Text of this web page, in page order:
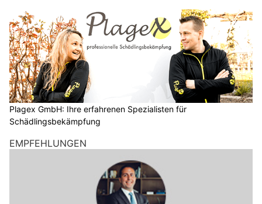
Plagex GmbH: Ihre erfahrenen Spezialisten für
Schädlingsbekämpfung
EMPFEHLUNGEN